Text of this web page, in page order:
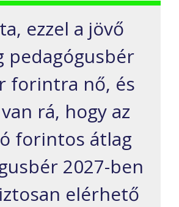
ezzel a jövő
pedagógusbér
forintra nő, és
rá, hogy az
forintos átlag
2027-ben
elérhető